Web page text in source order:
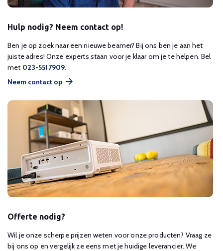
Hulp nodig? Neem contact op!
Ben je op zoek naar een nieuwe beamer? Bij ons ben je aan het
juiste adres! Onze experts staan voor je klaar om je te helpen. Bel
met 023-5517909.
Neem contact op
Offerte nodig?
Wil je onze scherpe prijzen weten voor onze producten? Vraag ze
bij ons op en vergelijk ze eens met je huidige leverancier. We